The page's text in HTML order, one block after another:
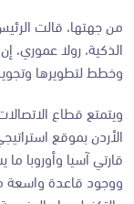
من جهتها، قالت
الذكية، رولا عموري،
وخطط لتطويرها
ويتمتع قطاع
الأردن بموقع
قارتي آسيا وأوروبا
ووجود قاعدة واسعة